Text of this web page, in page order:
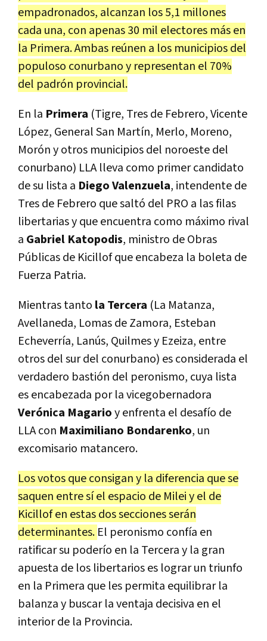
empadronados, alcanzan los5,1 millones
cada una, con apenas 30 mil electores más en
la Primera. Ambas reúnen a los municipios del
populoso conurbano y representan el 70%
del padrón provincial.
En la Primera (Tigre, Tres de Febrero, Vicente
López, General San Martín, Merlo, Moreno,
Morón y otros municipios del noroeste del
conurbano) LLA lleva como primer candidato
de su lista a Diego Valenzuela, intendente de
Tres de Febrero que saltó del PRO a las filas
libertarias y que encuentra como máximo rival
a Gabriel Katopodis, ministro de Obras
Públicas de Kicillof que encabeza la boleta de
Fuerza Patria.
Mientras tanto la Tercera (La Matanza,
Avellaneda, Lomas de Zamora, Esteban
Echeverría, Lanús, Quilmes y Ezeiza, entre
otros del sur del conurbano) es considerada el
verdadero bastión del peronismo, cuya lista
es encabezada por la vicegobernadora
Verónica Magarioy enfrenta el desafío de
LLA con Maximiliano Bondarenko, un
excomisario matancero.
Los votos que consigan y la diferencia que se
saquen entre sí el espacio de Milei y el de
Kicillof en estas dos secciones serán
determinantes. El peronismo confía en
ratificar su poderío en la Tercera y la gran
apuesta de los libertarios es lograr un triunfo
en la Primera que les permita equilibrar la
balanza y buscar la ventaja decisiva en el
interior de la Provincia.